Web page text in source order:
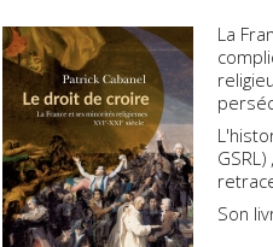
La
GSRL)
Son